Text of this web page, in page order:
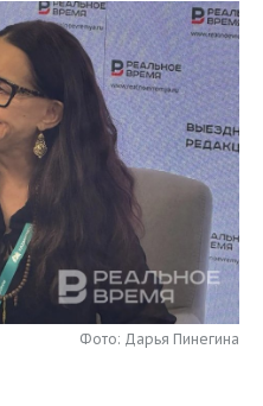
Фото: Дарья Пинегина